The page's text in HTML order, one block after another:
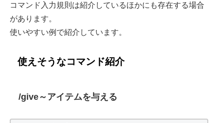
コマンド入力規則は紹介しているほかにも存在する場合
があります。
使いやすい例で紹介しています。
使えそうなコマンド紹介
/give～アイテムを与える